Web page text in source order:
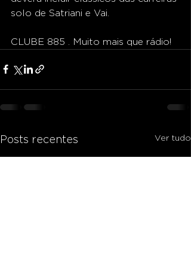
solo de Satriani e Vai.
CLUBE 885 . Muito mais que rádio!
Posts recentes Ver tudo